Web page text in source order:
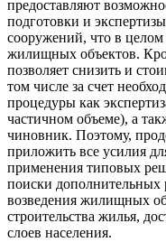
предоставляют
подготовки и
сооружений, что в целом
жилищных объектов.
позволяет снизить и
том числе за счет
процедуры как
частичном объеме), а
чиновник. Поэтому,
приложить все усилия
применения типовых
поиски
возведения жилищных
строительства жилья,
слоев населения.